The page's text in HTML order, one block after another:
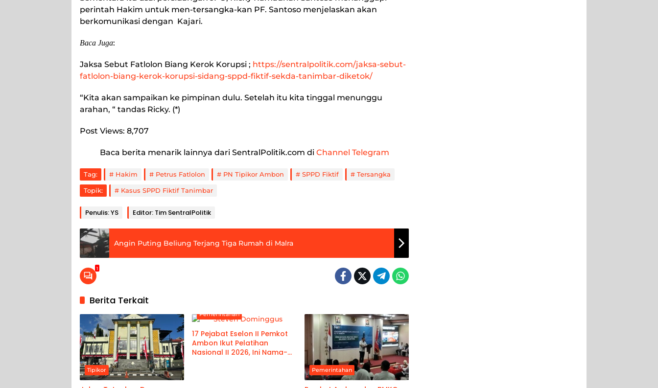
perintah Hakim untuk men-tersangka-kan PF. Santoso menjelaskan akan
berkomunikasi dengan Kajari.
Baca Juga:
Jaksa Sebut Fatlolon Biang Kerok Korupsi ; https://sentralpolitik.com/jaksa-sebut-
fatlolon-biang-kerok-korupsi-sidang-sppd-fiktif-sekda-tanimbar-diketok/
“Kita akan sampaikan ke pimpinan dulu. Setelah itu kita tinggal menunggu
arahan, “ tandas Ricky. (*)
Post Views: 8,707
Baca berita menarik lainnya dari SentralPolitik.com di Channel Telegram
Tag: Hakim Petrus Fatlolon PN Tipikor Ambon SPPD Fiktif Tersangka
Topik: Kasus SPPD Fiktif Tanimbar
Penulis: YS Editor: Tim SentralPolitik
Angin Puting Beliung Terjang Tiga Rumah di Malra
1
Berita Terkait
Tipikor
Pemerintahan
17 Pejabat Eselon II Pemkot
Ambon Ikut Pelatihan
Nasional II 2026, Ini Nama-
Pemerintahan